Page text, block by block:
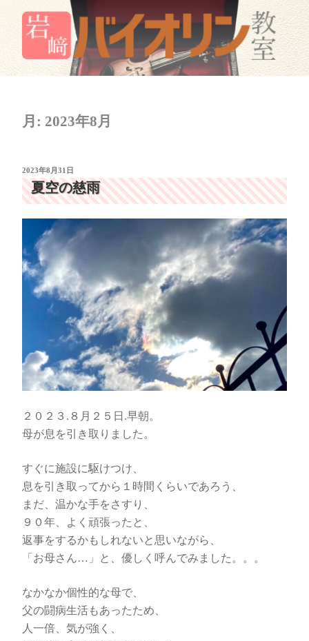
ツ
岩﨑バイオリン教室
岐阜市のバイオリン教室
月: 2023年8月
投
稿
日:
2023年8月31日
夏空の慈雨
２０２３.８月２５日.早朝。
母が息を引き取りました。
すぐに施設に駆けつけ、
息を引き取ってから１時間くらいであろう、
まだ、温かな手をさすり、
９０年、よく頑張ったと、
返事をするかもしれないと思いながら、
「お母さん…」と、優しく呼んでみました。。。
なかなか個性的な母で、
父の闘病生活もあったため、
人一倍、気が強く、